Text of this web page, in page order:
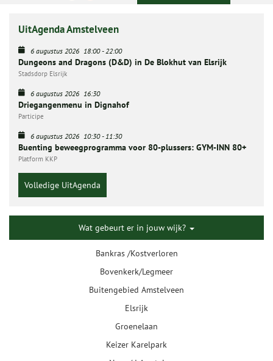
UitAgenda Amstelveen
6 augustus 2026 18:00-22:00
Dungeons and Dragons (D&D) in De Blokhut van Elsrijk
Stadsdorp Elsrijk
6 augustus 2026 16:30
Driegangenmenu in Dignahof
Participe
6 augustus 2026 10:30-11:30
Buenting beweegprogramma voor 80-plussers: GYM-INN 80+
Platform KKP
Volledige UitAgenda
Wat gebeurt er in jouw wijk?
Bankras /Kostverloren
Bovenkerk/Legmeer
Buitengebied Amstelveen
Elsrijk
Groenelaan
Keizer Karelpark